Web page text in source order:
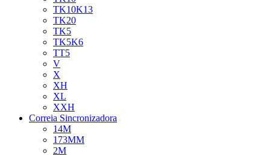
TK10K13
TK20
TK5
TK5K6
TT5
V
X
XH
XL
XXH
Correia Sincronizadora
14M
173MM
2M